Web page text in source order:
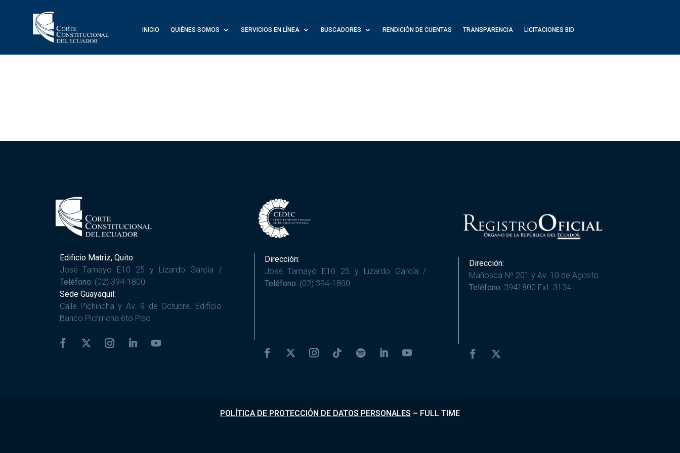
INICIO QUIÉNES SOMOS SERVICIOS EN LÍNEA BUSCADORES RENDICIÓN DE CUENTAS TRANSPARENCIA LICITACIONES BID
Edificio Matriz, Quito:
José Tamayo E10 25 y Lizardo García /
Teléfono: (02) 394-1800
Sede Guayaquil:
Calle Pichincha y Av. 9 de Octubre. Edificio
Banco Pichincha 6to Piso
Dirección:
José Tamayo E10 25 y Lizardo García /
Teléfono: (02) 394-1800
Dirección:
Mañosca Nº 201 y Av. 10 de Agosto
Teléfono: 3941800 Ext. 3134
POLÍTICA DE PROTECCIÓN DE DATOS PERSONALES – FULL TIME